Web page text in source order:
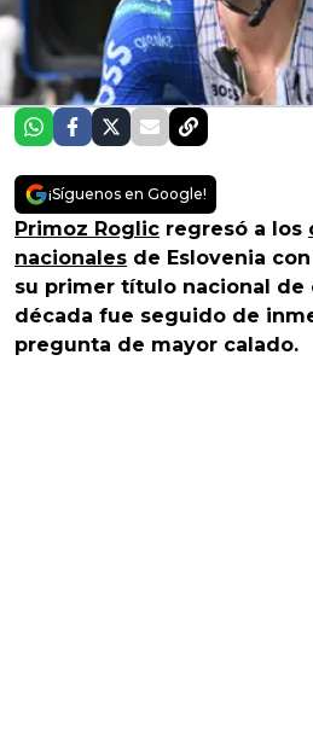
¡Síguenos en Google!
Primoz Roglic regresó a los
nacionales de Eslovenia
su primer título nacional de
década fue seguido de
pregunta de mayor calado.